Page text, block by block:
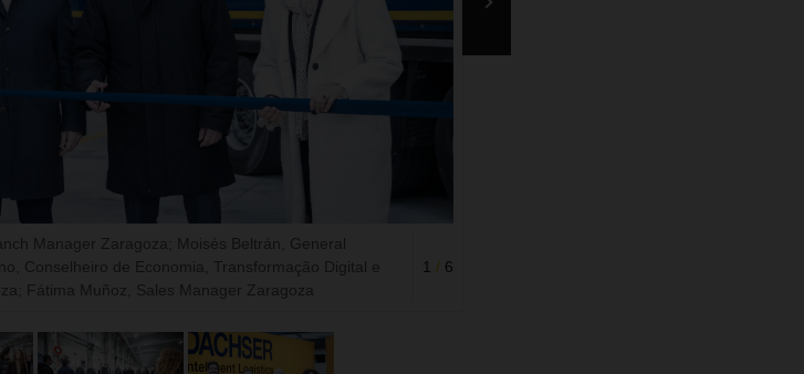
Manager Zaragoza; Moisés Beltrán, General
Conselheiro de Economia, Transformação Digital e
Fátima Muñoz, Sales Manager Zaragoza
1 / 6